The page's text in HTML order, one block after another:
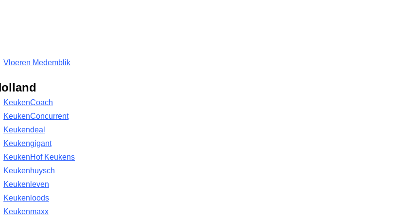
Vloeren Medemblik
KeukenCoach
KeukenConcurrent
Keukendeal
Keukengigant
KeukenHof Keukens
Keukenhuysch
Keukenleven
Keukenloods
Keukenmaxx